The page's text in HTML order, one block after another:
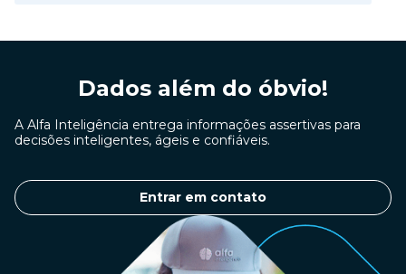
Dados além do óbvio!
A Alfa Inteligência entrega informações assertivas para
decisões inteligentes, ágeis e confiáveis.
Entrar em contato